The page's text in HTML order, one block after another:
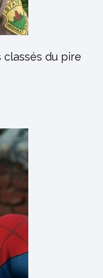
classés du pire